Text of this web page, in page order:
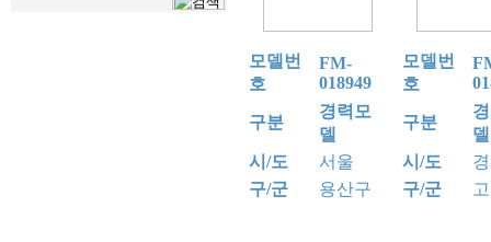
모델번
호
FM-
018949
구분
경력모
델
시/도
서울
구/군
용산구
모델번
호
구분
델
시/도
구/군